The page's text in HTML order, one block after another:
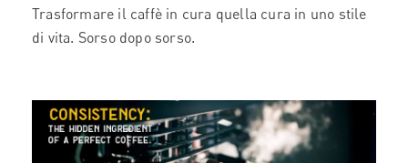
Trasformare il caffè in cura quella cura in uno stile
di vita. Sorso dopo sorso.